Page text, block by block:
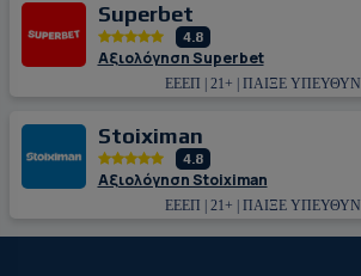
Superbet
4.8
Αξιολόγηση Superbet
ΕΕΕΠ | 21+ | ΠΑΙΞΕ
Stoiximan
4.8
Αξιολόγηση Stoiximan
ΕΕΕΠ | 21+ | ΠΑΙΞΕ